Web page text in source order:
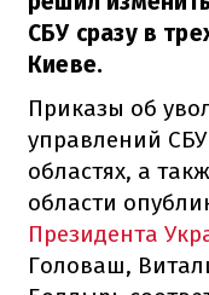
СБУ сразу в
Киеве.
Приказы об
управлений
областях, а
области
Президента
Головаш,